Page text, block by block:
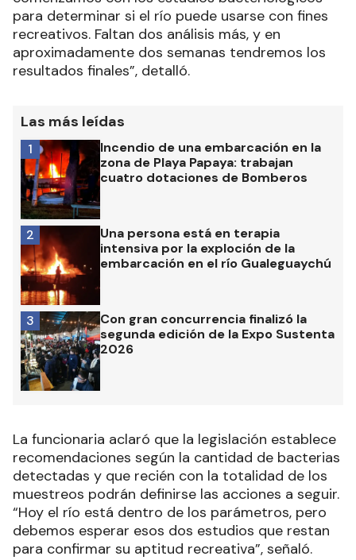
para determinar si el río puede usarse con fines
recreativos. Faltan dos análisis más, y en
aproximadamente dos semanas tendremos los
resultados finales”, detalló.
Las más leídas
Incendio de una embarcación en la
zona de Playa Papaya: trabajan
cuatro dotaciones de Bomberos
1
Una persona está en terapia
intensiva por la exploción de la
embarcación en el río Gualeguaychú
2
Con gran concurrencia finalizó la
segunda edición de la Expo Sustenta
2026
3
La funcionaria aclaró que la legislación establece
recomendaciones según la cantidad de bacterias
detectadas y que recién con la totalidad de los
muestreos podrán definirse las acciones a seguir.
“Hoy el río está dentro de los parámetros, pero
debemos esperar esos dos estudios que restan
para confirmar su aptitud recreativa”, señaló.